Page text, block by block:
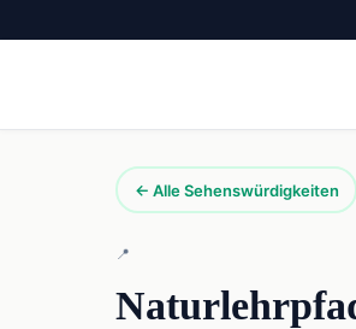
← Alle Sehenswürdigkeiten
📍